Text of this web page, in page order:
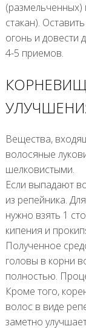
стакан).
огонь и довести
4-5 приемов.
Вещества,
волосяные
шелковистыми.
Если выпадают
из репейника.
нужно взять 1
кипения и
Полученное
головы в корни
полностью.
Кроме того,
волос в виде
заметно